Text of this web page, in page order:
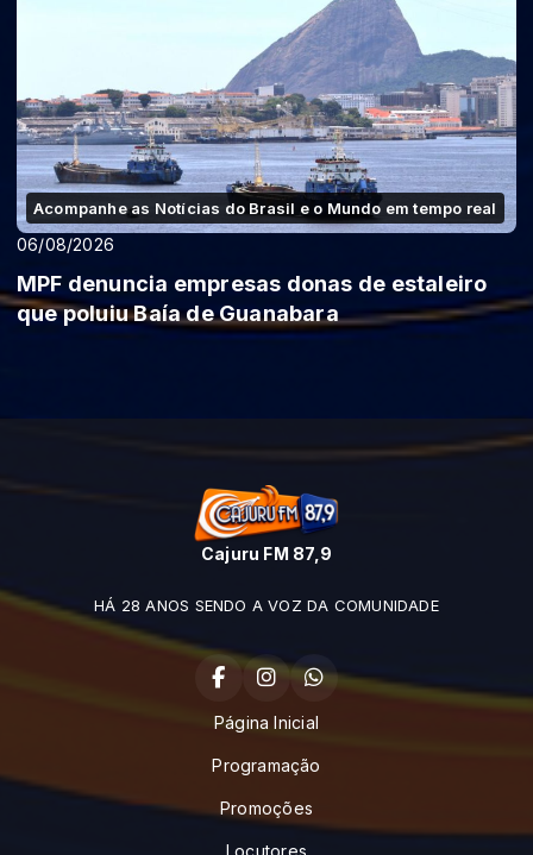
Acompanhe as Notícias do Brasil e o Mundo em tempo real
06/08/2026
MPF denuncia empresas donas de estaleiro
que poluiu Baía de Guanabara
Cajuru FM 87,9
HÁ 28 ANOS SENDO A VOZ DA COMUNIDADE
Página Inicial
Programação
Promoções
Locutores